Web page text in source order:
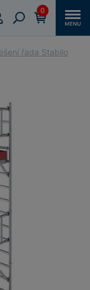
0
řada Stabilo